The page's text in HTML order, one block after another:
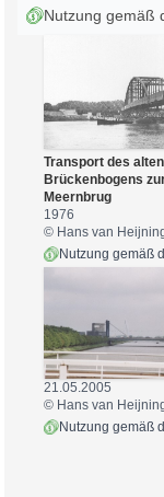
Nutzung gemäß
Transport des alten
Brückenbogens
Meernbrug
1976
© Hans van
21.05.2005
© Hans van